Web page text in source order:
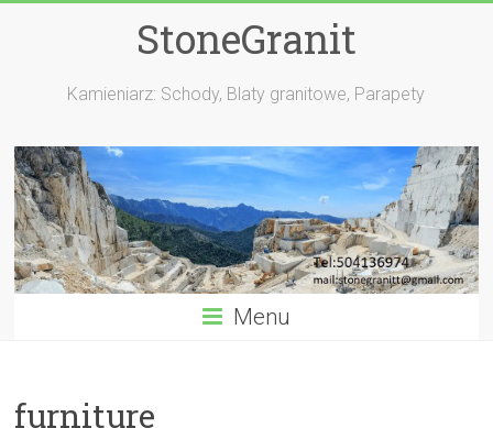
StoneGranit
Kamieniarz: Schody, Blaty granitowe, Parapety
Menu
furniture